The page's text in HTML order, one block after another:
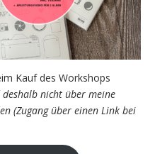
Kauf des Workshops
deshalb nicht über meine
(Zugang über einen Link bei